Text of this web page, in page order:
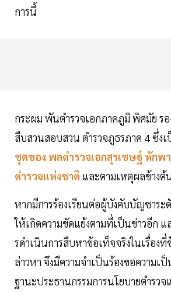
การนี้
กระผม พันตํารวจเอกภาคภูมิ พิศมัย ร
สืบสวนสอบสวน ตํารวจภูธรภาค 4 ซึ่ง
ชุดของ พลตํารวจเอกสุรเชษฐ์ หักพ
ตํารวจแห่งชาติ และตามเหตุผลข้างต้
หากมีการร้องเรียนต่อผู้บังคับบัญชาระ
ให้เกิดความขัดแย้งตามที่เป็นข่าวอีก
รดําเนินการสืบหาข้อเท็จจริงในเรื่องที่
ล่าวหา จึงมีความจําเป็นร้องขอความเ
ฐานะประธานกรรมการนโยบายตํารว